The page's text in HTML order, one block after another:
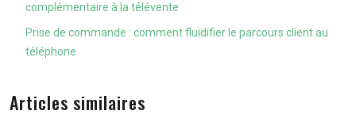
complémentaire à la télévente
Prise de commande : comment fluidifier le parcours client au
téléphone
Articles similaires